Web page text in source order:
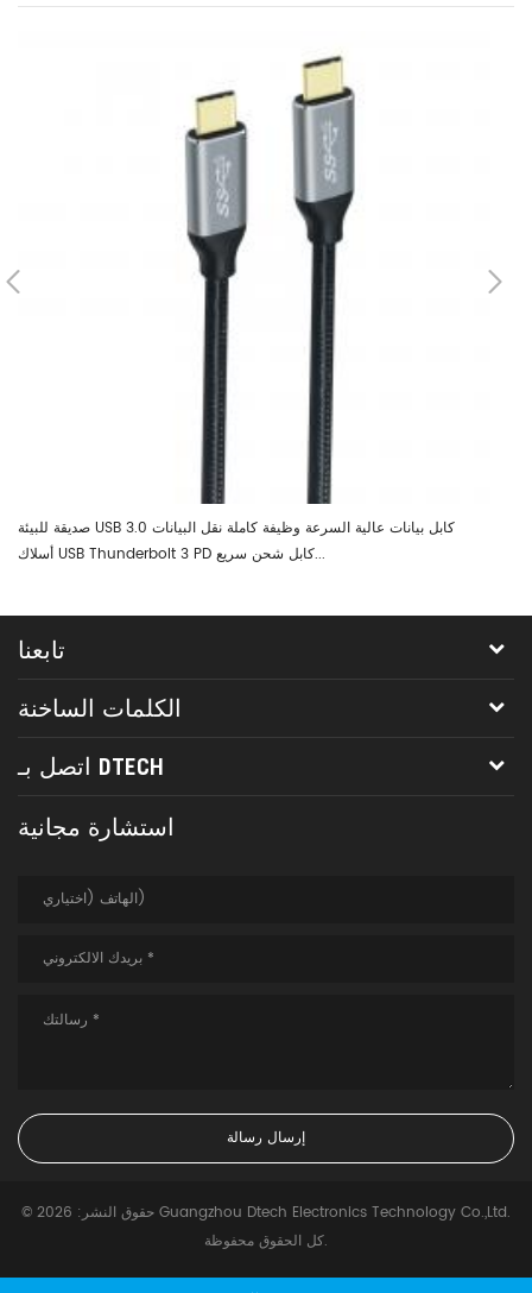
صديقة للبيئة USB 3.0 كابل بيانات عالية السرعة وظيفة كاملة نقل البيانات
أسلاك USB Thunderbolt 3 PD كابل شحن سريع...
تابعنا
الكلمات الساخنة
اتصل بـ DTECH
استشارة مجانية
© حقوق النشر: 2026 Guangzhou Dtech Electronics Technology Co.,Ltd.
كل الحقوق محفوظة.